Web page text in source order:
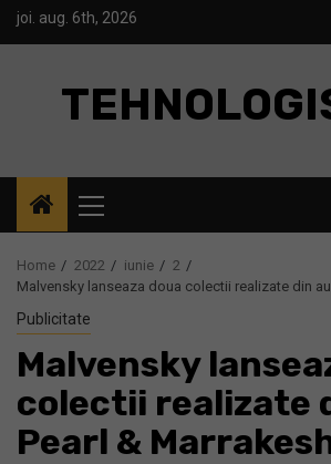
Skipjoi. aug. 6th, 2026
Menu
Home 2022 iunie
2
Malvensky lanseaza doua colectii realizate din
Publicitate
Malvensky
colectii realizate
Pearl &